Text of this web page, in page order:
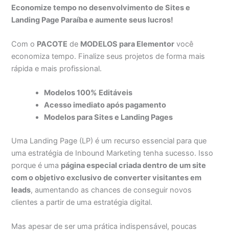
Economize tempo no desenvolvimento de Sites e
Landing Page Paraíba e aumente seus lucros!
Com o PACOTE de MODELOS para Elementor você
economiza tempo. Finalize seus projetos de forma mais
rápida e mais profissional.
Modelos 100% Editáveis
Acesso imediato após pagamento
Modelos para Sites e Landing Pages
Uma Landing Page (LP) é um recurso essencial para que
uma estratégia de Inbound Marketing tenha sucesso. Isso
porque é uma página especial criada dentro de um site
com o objetivo exclusivo de converter visitantes em
leads, aumentando as chances de conseguir novos
clientes a partir de uma estratégia digital.
Mas apesar de ser uma prática indispensável, poucas